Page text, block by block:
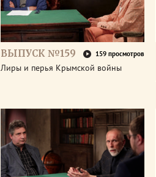
ВЫПУСК №159 159 просмотров
Лиры и перья Крымской войны